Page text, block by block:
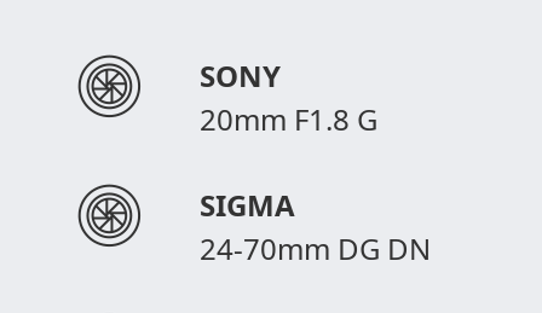
SONY
20mm F1.8 G
SIGMA
24-70mm DG DN